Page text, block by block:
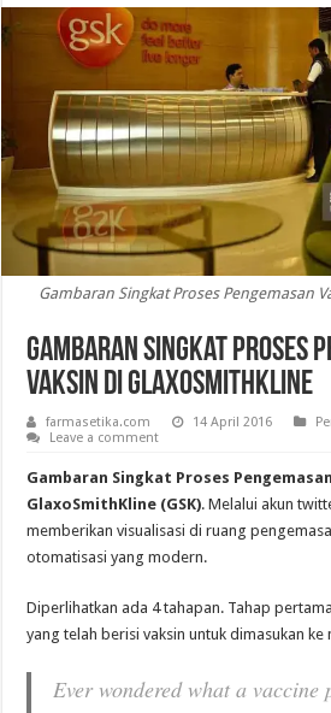
Gambaran Singkat Proses Pengemasan
Gambaran Singkat Proses
Vaksin di GlaxoSmithKline
farmasetika.com 14 April 2016
Leave a comment
Gambaran Singkat Proses
GlaxoSmithKline (GSK). Melalui akun
memberikan visualisasi di ruang
otomatisasi yang modern.
Diperlihatkan ada 4 tahapan. Tahap
yang telah berisi vaksin untuk dimasukan ke
Ever wondered what a vaccine